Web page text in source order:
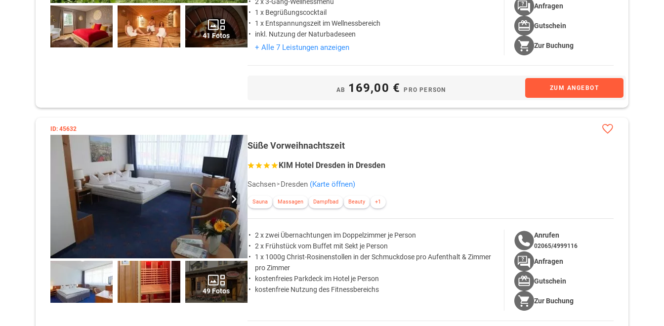
41 Fotos
1 x Begrüßungscocktail
1 x Entspannungszeit im Wellnessbereich
inkl. Nutzung der Naturbadeseen
+ Alle 7 Leistungen anzeigen
AB 169,00 €PRO PERSON ZUM ANGEBOT
Anfragen
Gutschein
Zur Buchung
ID: 45632
49 Fotos
Süße Vorweihnachtszeit
KIM Hotel Dresden in Dresden
Sachsen Dresden (Karte öffnen)
Sauna Massagen Dampfbad Beauty +1
2 x zwei Übernachtungen im Doppelzimmer je Person
2 x Frühstück vom Buffet mit Sekt je Person
1 x 1000g Christ-Rosinenstollen in der Schmuckdose pro Aufenthalt & Zimmer
pro Zimmer
kostenfreies Parkdeck im Hotel je Person
kostenfreie Nutzung des Fitnessbereichs
Anrufen
02065/4999116
Anfragen
Gutschein
Zur Buchung